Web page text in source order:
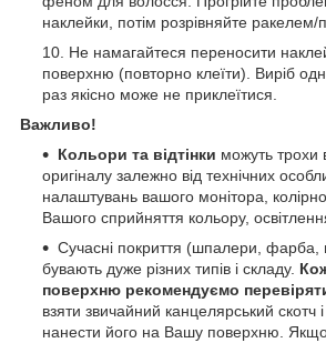
наклейки, потім розрівняйте ракелем/
Не намагайтеся переносити
поверхню (повторно клеїти). Виріб
раз якісно може не приклеїтися.
Важливо!
Кольори та відтінки можуть трохи
оригіналу залежно від технічних
налаштувань вашого монітора,
Вашого сприйняття кольору,
Сучасні покриття (шпалери, фарба,
бувають дуже різних типів і складу.
поверхню рекомендуємо
взяти звичайний канцелярський скотч
нанести його на Вашу поверхню. Якщо